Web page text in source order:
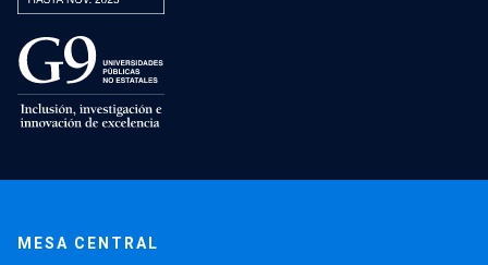
MESA CENTRAL